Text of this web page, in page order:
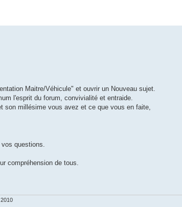
Maitre/Véhicule" et ouvrir un Nouveau sujet.
l'esprit du forum, convivialité et entraide.
millésime vous avez et ce que vous en faite,
questions.
compréhension de tous.